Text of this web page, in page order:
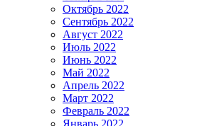
Октябрь 2022
Сентябрь 2022
Август 2022
Июль 2022
Июнь 2022
Май 2022
Апрель 2022
Март 2022
Февраль 2022
Январь 2022